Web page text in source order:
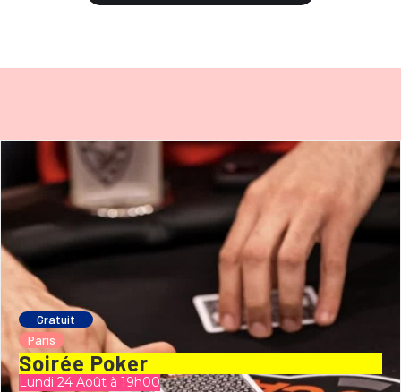
Gratuit
Paris
Soirée Poker
Lundi 24 Août à 19h00